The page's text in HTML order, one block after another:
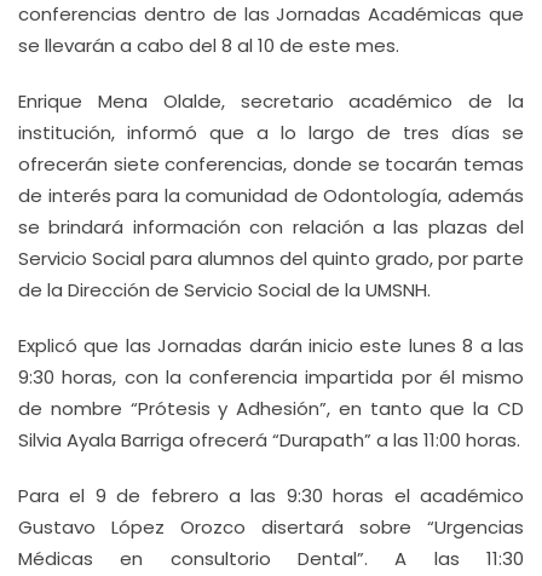
conferencias dentro de las Jornadas Académicas que
se llevarán a cabo del 8 al 10 de este mes.
Enrique Mena Olalde, secretario académico de la
institución, informó que a lo largo de tres días se
ofrecerán siete conferencias, donde se tocarán temas
de interés para la comunidad de Odontología, además
se brindará información con relación a las plazas del
Servicio Social para alumnos del quinto grado, por parte
de la Dirección de Servicio Social de la UMSNH.
Explicó que las Jornadas darán inicio este lunes 8 a las
9:30 horas, con la conferencia impartida por él mismo
de nombre “Prótesis y Adhesión”, en tanto que la CD
Silvia Ayala Barriga ofrecerá “Durapath” a las 11:00 horas.
Para el 9 de febrero a las 9:30 horas el académico
Gustavo López Orozco disertará sobre “Urgencias
Médicas en consultorio Dental”. A las 11:30